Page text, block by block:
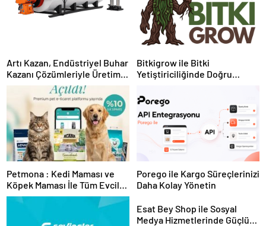
Artı Kazan, Endüstriyel Buhar
Kazanı Çözümleriyle Üretim
Tesislerine Verimli Sistemler
Sunuyor
Bitkigrow ile Bitki
Yetiştiriciliğinde Doğru
Petmona : Kedi Maması ve
Köpek Maması İle Tüm Evcil
Hayvan Ürünleri
Porego ile Kargo Süreçlerinizi
Daha Kolay Yönetin
Esat Bey Shop ile Sosyal
Medya Hizmetlerinde Güçlü